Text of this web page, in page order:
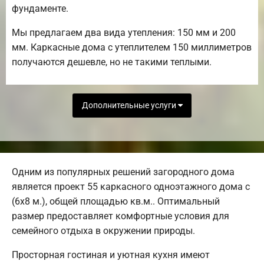
фундаменте.
Мы предлагаем два вида утепления: 150 мм и 200
мм. Каркасные дома с утеплителем 150 миллиметров
получаются дешевле, но не такими теплыми.
Дополнительные услуги
Одним из популярных решений загородного дома
является проект 55 каркасного одноэтажного дома с
(6х8 м.), общей площадью кв.м.. Оптимальный
размер предоставляет комфортные условия для
семейного отдыха в окружении природы.
Просторная гостиная и уютная кухня имеют